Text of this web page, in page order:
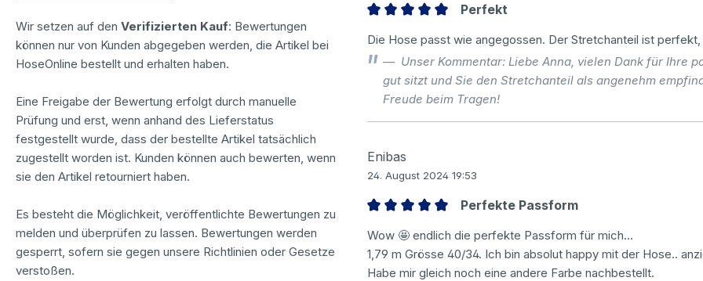
Wir setzen auf den Verifizierten Kauf: Bewertungen
können nur von Kunden abgegeben werden, die Artikel bei
HoseOnline bestellt und erhalten haben.
Eine Freigabe der Bewertung erfolgt durch manuelle
Prüfung und erst, wenn anhand des Lieferstatus
festgestellt wurde, dass der bestellte Artikel tatsächlich
zugestellt worden ist. Kunden können auch bewerten, wenn
sie den Artikel retourniert haben.
Es besteht die Möglichkeit, veröffentlichte Bewertungen zu
melden und überprüfen zu lassen. Bewertungen werden
gesperrt, sofern sie gegen unsere Richtlinien oder Gesetze
verstoßen.
Perfekt
Die Hose passt wie angegossen. Der Stretchanteil ist
Unser Kommentar: Liebe Anna, vielen Dank für Ihre
gut sitzt und Sie den Stretchanteil als angenehm
Freude beim Tragen!
Enibas
24. August 2024 19:53
Perfekte Passform
Wow 🤩 endlich die perfekte Passform für mich…
1,79 m Grösse 40/34. Ich bin absolut happy mit der Hose..
Habe mir gleich noch eine andere Farbe nachbestellt.